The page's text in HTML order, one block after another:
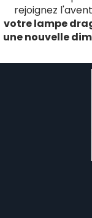
rejoignez
votre lampe
une nouvelle